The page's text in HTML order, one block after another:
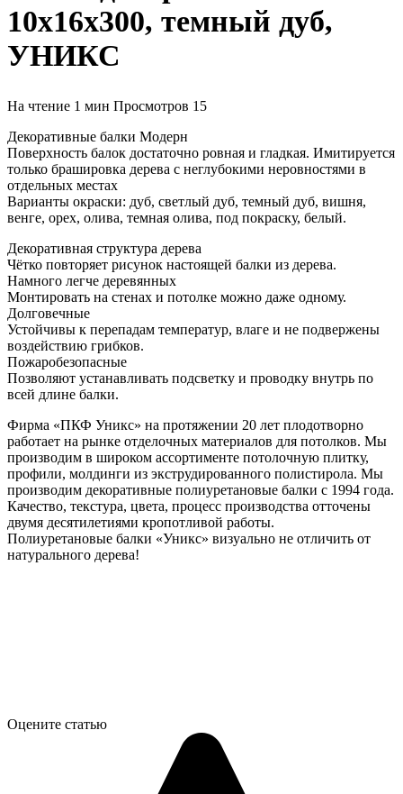
10х16х300, темный дуб,
УНИКС
На чтение 1 мин Просмотров 15
Декоративные балки Модерн
Поверхность балок достаточно ровная и гладкая. Имитируется
только брашировка дерева с неглубокими неровностями в
отдельных местах
Варианты окраски: дуб, светлый дуб, темный дуб, вишня,
венге, орех, олива, темная олива, под покраску, белый.
Декоративная структура дерева
Чётко повторяет рисунок настоящей балки из дерева.
Намного легче деревянных
Монтировать на стенах и потолке можно даже одному.
Долговечные
Устойчивы к перепадам температур, влаге и не подвержены
воздействию грибков.
Пожаробезопасные
Позволяют устанавливать подсветку и проводку внутрь по
всей длине балки.
Фирма «ПКФ Уникс» на протяжении 20 лет плодотворно
работает на рынке отделочных материалов для потолков. Мы
производим в широком ассортименте потолочную плитку,
профили, молдинги из экструдированного полистирола. Мы
производим декоративные полиуретановые балки с 1994 года.
Качество, текстура, цвета, процесс производства отточены
двумя десятилетиями кропотливой работы.
Полиуретановые балки «Уникс» визуально не отличить от
натурального дерева!
Оцените статью